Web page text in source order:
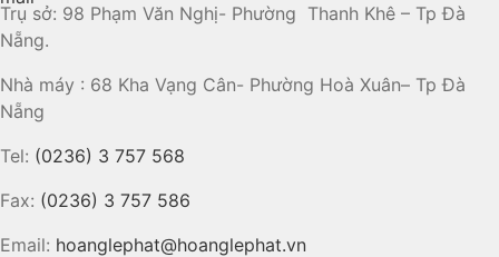
Trụ sở: 98 Phạm Văn Nghị- Phường Thanh Khê – Tp Đà
Nẵng.
Nhà máy : 68 Kha Vạng Cân- Phường Hoà Xuân– Tp Đà
Nẵng
Tel: (0236) 3 757 568
Fax: (0236) 3 757 586
Email: hoanglephat@hoanglephat.vn